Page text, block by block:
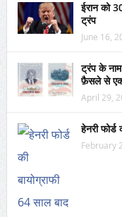
ईरान को
ट्रंप
June 16,
ट्रंप के नाम
फ़ैसले से एक
April 29,
हेनरी
February